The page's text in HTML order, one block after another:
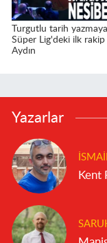
Turgutlu tarih yazmaya
Süper Lig'deki ilk rakip
Aydın
Yazarlar
Kent